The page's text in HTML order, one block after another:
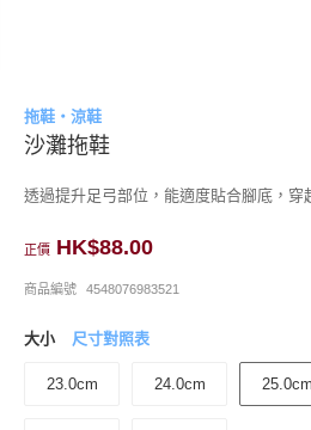
拖鞋・涼鞋
沙灘拖鞋
透過提升足弓部位，能適度貼合腳底，穿
正價 HK$88.00
商品編號 4548076983521
大小 尺寸對照表
23.0cm 24.0cm 25.0cm